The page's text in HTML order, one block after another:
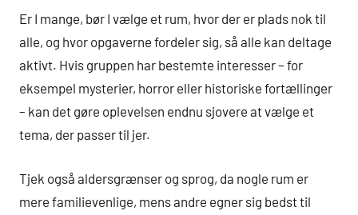
Er I mange, bør I vælge et rum, hvor der er plads nok til
alle, og hvor opgaverne fordeler sig, så alle kan deltage
aktivt. Hvis gruppen har bestemte interesser – for
eksempel mysterier, horror eller historiske fortællinger
– kan det gøre oplevelsen endnu sjovere at vælge et
tema, der passer til jer.
Tjek også aldersgrænser og sprog, da nogle rum er
mere familievenlige, mens andre egner sig bedst til